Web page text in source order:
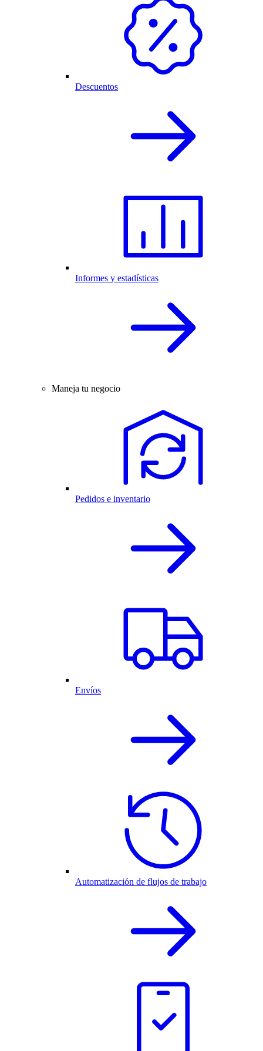
Descuentos
Informes y estadísticas
Maneja tu negocio
Pedidos e inventario
Envíos
Automatización de flujos de trabajo